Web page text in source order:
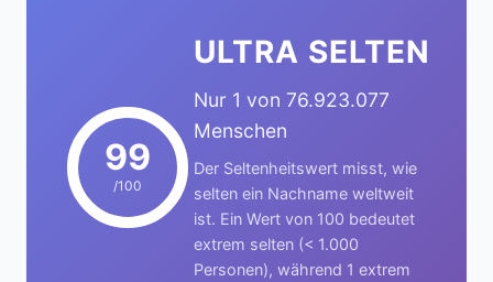
99
/100
ULTRA SELTEN
Nur 1 von 76.923.077
Menschen
Der Seltenheitswert misst, wie
selten ein Nachname weltweit
ist. Ein Wert von 100 bedeutet
extrem selten (< 1.000
Personen), während 1 extrem